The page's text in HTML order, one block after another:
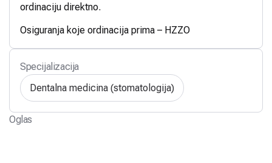
ordinaciju direktno.
Osiguranja koje ordinacija prima – HZZO
Specijalizacija
Dentalna medicina (stomatologija)
Oglas